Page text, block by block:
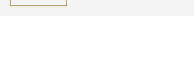
imprenable sur le Léman et le Jura. Son emplacement
habitation. (Pas de procédure en cours). Charges